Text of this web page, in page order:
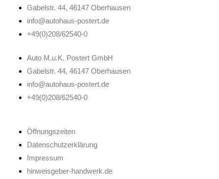
Gabelstr. 44, 46147 Oberhausen
info@autohaus-postert.de
+49(0)208/62540-0
Auto M.u.K. Postert GmbH
Gabelstr. 44, 46147 Oberhausen
info@autohaus-postert.de
+49(0)208/62540-0
Öffnungszeiten
Datenschutzerklärung
Impressum
hinweisgeber-handwerk.de